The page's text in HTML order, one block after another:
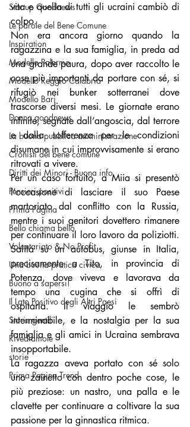
Startup Goodnews
Le parole del Bene Comune
Inspiration
Modello Palermo
Modello Reggio Calabria
Modello Bari
Donna goodnews
La buona pubblica amministrazione
Cronisti del bene comune
Diritti dei Minori - Buona info
Pensieri positivi
Prima Pagina
Bello chiama bello
Volontariato & No Profit
Una buona pratica civica
Buono a sapersi!
Il Lato Positivo degli Altri Paesi
Storie gentili
Rivediamole
storie
Prima Pagina Trend
vita e quella di tutti gli ucraini cambiò di
colpo.
Non era ancora giorno quando la
ragazzina e la sua famiglia, in preda ad
una grande paura, dopo aver raccolto le
cose più importanti da portare con sé, si
rifugiò nei bunker sotterranei dove
trascorse diversi mesi. Le giornate erano
infinite, segnate dall’angoscia, dal terrore
e dalla sofferenza per le condizioni
disumane in cui improvvisamente si erano
ritrovati a vivere.
Per un caso fortuito, a Miia si presentò
l’occasione di lasciare il suo Paese
martoriato dal conflitto con la Russia,
mentre i suoi genitori dovettero rimanere
per continuare il loro lavoro da poliziotti.
Salita su un autobus, giunse in Italia,
precisamente a Tito, in provincia di
Potenza, dove viveva e lavorava da
tempo una cugina che si offrì di
ospitarla. Il viaggio le sembrò
interminabile, e la nostalgia per la sua
famiglia e gli amici in Ucraina sembrava
insopportabile.
La ragazza aveva portato con sé solo
uno zainetto con dentro poche cose, le
più preziose: un nastro, una palla e le
clavette per continuare a coltivare la sua
passione per la ginnastica ritmica.